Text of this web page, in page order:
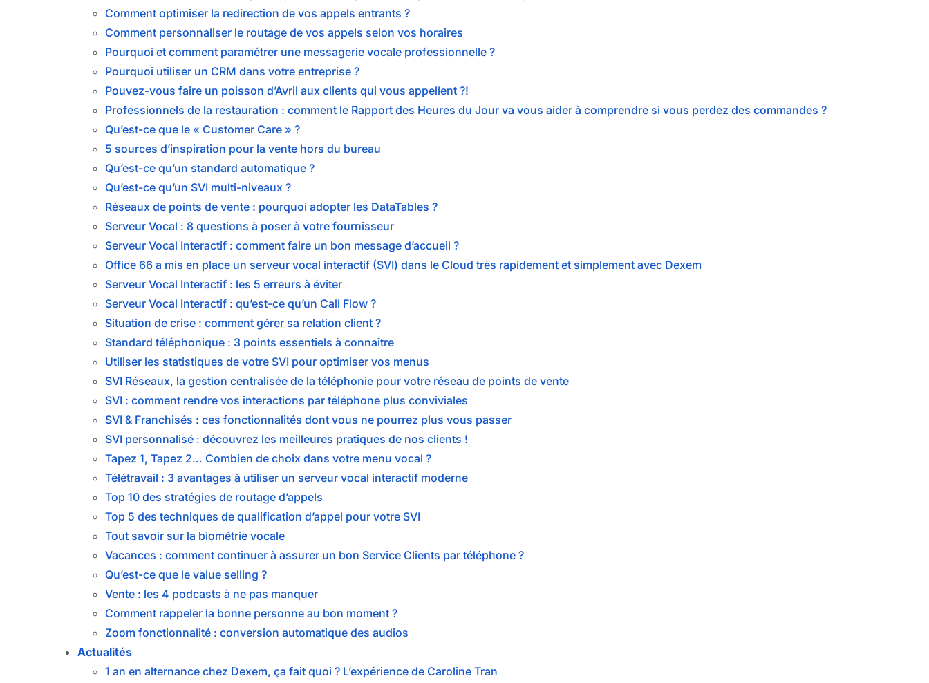
Comment optimiser la redirection de vos appels entrants ?
Comment personnaliser le routage de vos appels selon vos horaires
Pourquoi et comment paramétrer une messagerie vocale professionnelle ?
Pourquoi utiliser un CRM dans votre entreprise ?
Pouvez-vous faire un poisson d’Avril aux clients qui vous appellent ?!
Professionnels de la restauration : comment le Rapport des Heures du Jour va vous aider à comprendre si vous perdez des commandes ?
Qu’est-ce que le « Customer Care » ?
5 sources d’inspiration pour la vente hors du bureau
Qu’est-ce qu’un standard automatique ?
Qu’est-ce qu’un SVI multi-niveaux ?
Réseaux de points de vente : pourquoi adopter les DataTables ?
Serveur Vocal : 8 questions à poser à votre fournisseur
Serveur Vocal Interactif : comment faire un bon message d’accueil ?
Office 66 a mis en place un serveur vocal interactif (SVI) dans le Cloud très rapidement et simplement avec Dexem
Serveur Vocal Interactif : les 5 erreurs à éviter
Serveur Vocal Interactif : qu’est-ce qu’un Call Flow ?
Situation de crise : comment gérer sa relation client ?
Standard téléphonique : 3 points essentiels à connaître
Utiliser les statistiques de votre SVI pour optimiser vos menus
SVI Réseaux, la gestion centralisée de la téléphonie pour votre réseau de points de vente
SVI : comment rendre vos interactions par téléphone plus conviviales
SVI & Franchisés : ces fonctionnalités dont vous ne pourrez plus vous passer
SVI personnalisé : découvrez les meilleures pratiques de nos clients !
Tapez 1, Tapez 2… Combien de choix dans votre menu vocal ?
Télétravail : 3 avantages à utiliser un serveur vocal interactif moderne
Top 10 des stratégies de routage d’appels
Top 5 des techniques de qualification d’appel pour votre SVI
Tout savoir sur la biométrie vocale
Vacances : comment continuer à assurer un bon Service Clients par téléphone ?
Qu’est-ce que le value selling ?
Vente : les 4 podcasts à ne pas manquer
Comment rappeler la bonne personne au bon moment ?
Zoom fonctionnalité : conversion automatique des audios
Actualités
1 an en alternance chez Dexem, ça fait quoi ? L’expérience de Caroline Tran